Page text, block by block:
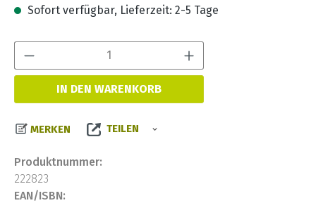
Sofort verfügbar, Lieferzeit: 2-5 Tage
IN DEN WARENKORB
MERKEN TEILEN
Produktnummer:
222823
EAN/ISBN: